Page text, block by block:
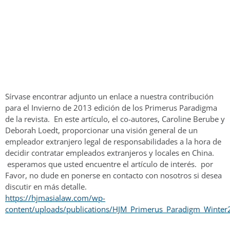
Sírvase encontrar adjunto un enlace a nuestra contribución
para el Invierno de 2013 edición de los Primerus Paradigma
de la revista. En este artículo, el co-autores, Caroline Berube y
Deborah Loedt, proporcionar una visión general de un
empleador extranjero legal de responsabilidades a la hora de
decidir contratar empleados extranjeros y locales en China.
esperamos que usted encuentre el artículo de interés. por
Favor, no dude en ponerse en contacto con nosotros si desea
discutir en más detalle.
https://hjmasialaw.com/wp-
content/uploads/publications/